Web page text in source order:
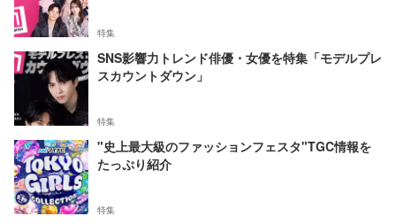
特集
SNS影響力トレンド俳優・女優を特集「モデルプレ
スカウントダウン」
特集
"史上最大級のファッションフェスタ"TGC情報を
たっぷり紹介
特集